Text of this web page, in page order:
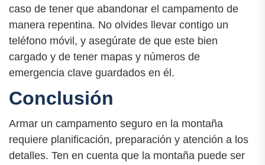
caso de tener que abandonar el campamento de
manera repentina. No olvides llevar contigo un
teléfono móvil, y asegúrate de que este bien
cargado y de tener mapas y números de
emergencia clave guardados en él.
Conclusión
Armar un campamento seguro en la montaña
requiere planificación, preparación y atención a los
detalles. Ten en cuenta que la montaña puede ser